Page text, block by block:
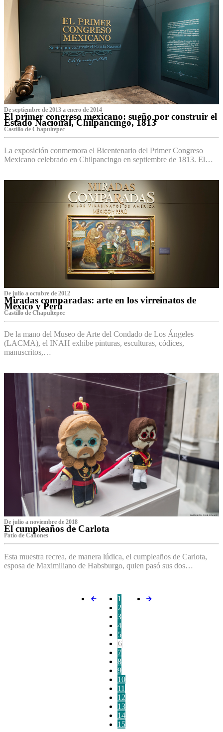
De septiembre de 2013 a enero de 2014
El primer congreso mexicano: sueño por construir el
Estado Nacional, Chilpancingo, 1813
Castillo de Chapultepec
La exposición conmemora el Bicentenario del Primer Congreso
Mexicano celebrado en Chilpancingo en septiembre de 1813. El…
De julio a octubre de 2012
Miradas comparadas: arte en los virreinatos de
México y Perú
Castillo de Chapultepec
De la mano del Museo de Arte del Condado de Los Ángeles
(LACMA), el INAH exhibe pinturas, esculturas, códices,
manuscritos,…
De julio a noviembre de 2018
El cumpleaños de Carlota
Patio de Cañones
Esta muestra recrea, de manera lúdica, el cumpleaños de Carlota,
esposa de Maximiliano de Habsburgo, quien pasó sus dos…
1
2
3
4
5
6
7
8
9
10
11
12
13
14
15